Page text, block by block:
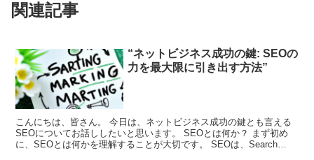
関連記事
“ネットビジネス成功の鍵: SEOの
力を最大限に引き出す方法”
こんにちは、皆さん。 今日は、ネットビジネス成功の鍵とも言える
SEOについてお話ししたいと思います。 SEOとは何か？ まず初め
に、SEOとは何かを理解することが大切です。 SEOは、Search